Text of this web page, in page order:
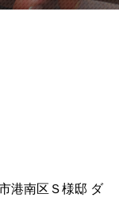
港南区Ｓ様邸 ダ